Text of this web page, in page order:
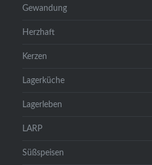
Gewandung
Herzhaft
Kerzen
Lagerküche
Lagerleben
LARP
Süßspeisen